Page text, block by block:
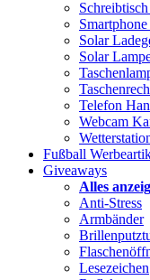
Schreibtisch
Solar
Solar
Telefon
Webcam
Fußball
Giveaways
Alles
Anti-Stress
Armbänder
Lesezeichen